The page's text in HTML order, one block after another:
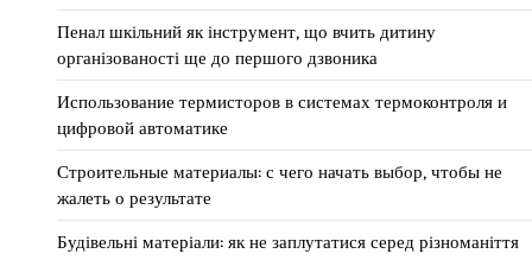
Пенал шкільний як інструмент, що вчить дитину
організованості ще до першого дзвоника
Использование термисторов в системах термоконтроля и
цифровой автоматике
Строительные материалы: с чего начать выбор, чтобы не
жалеть о результате
Будівельні матеріали: як не заплутатися серед різноманіття